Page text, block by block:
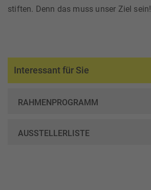
stiften. Denn das muss unser Ziel sein!
Interessant für Sie
RAHMENPROGRAMM
AUSSTELLERLISTE